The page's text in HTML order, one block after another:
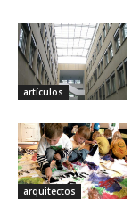
artículos
arquitectos